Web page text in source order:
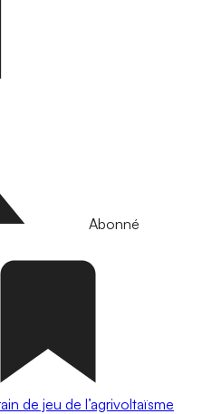
Abonné
de jeu de l’agrivoltaïsme